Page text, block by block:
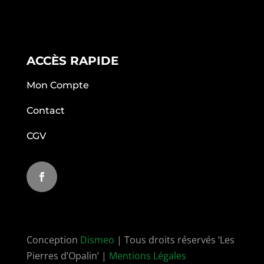
ACCÈS RAPIDE
Mon Compte
Contact
CGV
Conception Dismeo | Tous droits réservés ‘Les
Pierres d’Opalin’ | Mentions Légales